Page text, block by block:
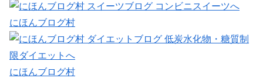
にほんブログ村
にほんブログ村